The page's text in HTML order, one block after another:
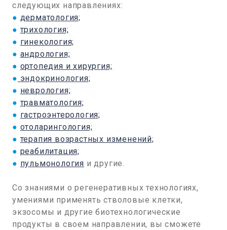
следующих направлениях:
● дерматология;
● трихология;
● гинекология;
● андрология;
● ортопедия и хирургия;
● эндокринология;
● неврология;
● травматология;
● гастроэнтерология;
● отоларингология;
● терапия возрастных изменений;
● реабилитация;
● пульмонология и другие.
Со знаниями о регенеративных технологиях,
умениями применять стволовые клетки,
экзосомы и другие биотехнологические
продукты в своем направлении, вы сможете